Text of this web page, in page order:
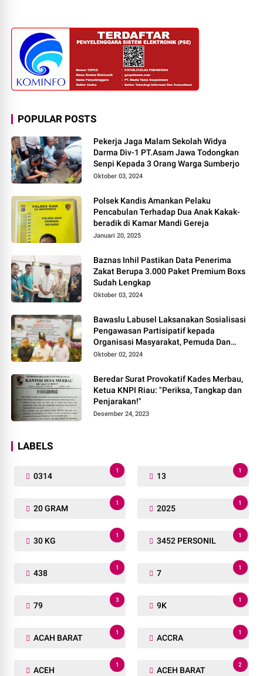
POPULAR POSTS
Pekerja Jaga Malam Sekolah Widya
Darma Div-1 PT.Asam Jawa Todongkan
Senpi Kepada 3 Orang Warga Sumberjo
Oktober 03, 2024
Polsek Kandis Amankan Pelaku
Pencabulan Terhadap Dua Anak Kakak-
beradik di Kamar Mandi Gereja
Januari 20, 2025
Baznas Inhil Pastikan Data Penerima
Zakat Berupa 3.000 Paket Premium Boxs
Sudah Lengkap
Oktober 03, 2024
Bawaslu Labusel Laksanakan Sosialisasi
Pengawasan Partisipatif kepada
Organisasi Masyarakat, Pemuda Dan
Agama Pada pilkada Serentak 2024
Oktober 02, 2024
Beredar Surat Provokatif Kades Merbau,
Ketua KNPI Riau: "Periksa, Tangkap dan
Penjarakan!"
Desember 24, 2023
LABELS
0314
1
13
1
20 GRAM
1
2025
1
30 KG
1
3452 PERSONIL
1
438
1
7
1
79
3
9K
1
ACAH BARAT
1
ACCRA
1
ACEH
1
ACEH BARAT
2